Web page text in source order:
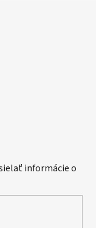
informácie o